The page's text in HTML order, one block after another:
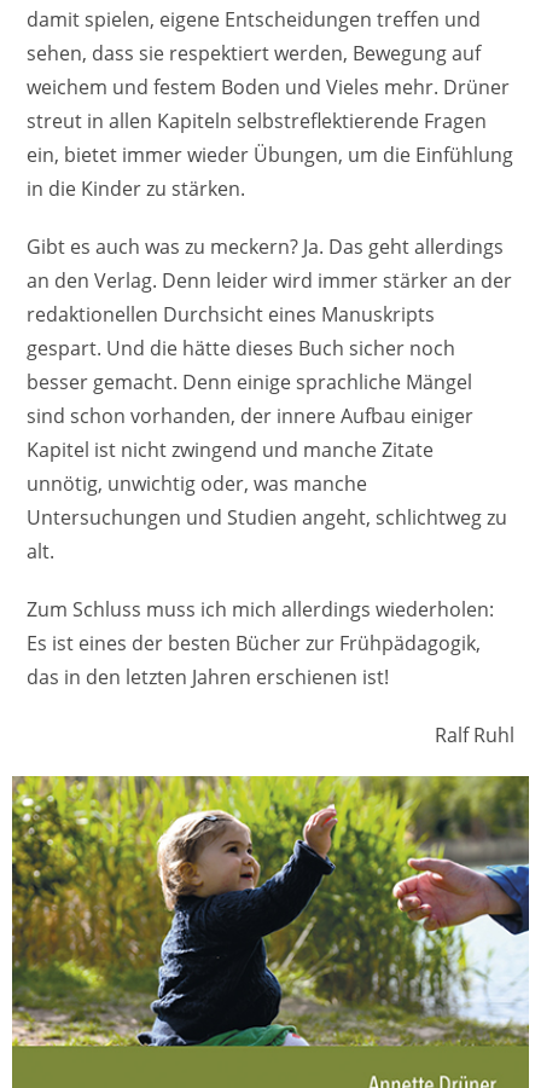
damit spielen, eigene Entscheidungen treffen und
sehen, dass sie respektiert werden, Bewegung auf
weichem und festem Boden und Vieles mehr. Drüner
streut in allen Kapiteln selbstreflektierende Fragen
ein, bietet immer wieder Übungen, um die Einfühlung
in die Kinder zu stärken.
Gibt es auch was zu meckern? Ja. Das geht allerdings
an den Verlag. Denn leider wird immer stärker an der
redaktionellen Durchsicht eines Manuskripts
gespart. Und die hätte dieses Buch sicher noch
besser gemacht. Denn einige sprachliche Mängel
sind schon vorhanden, der innere Aufbau einiger
Kapitel ist nicht zwingend und manche Zitate
unnötig, unwichtig oder, was manche
Untersuchungen und Studien angeht, schlichtweg zu
alt.
Zum Schluss muss ich mich allerdings wiederholen:
Es ist eines der besten Bücher zur Frühpädagogik,
das in den letzten Jahren erschienen ist!
Ralf Ruhl